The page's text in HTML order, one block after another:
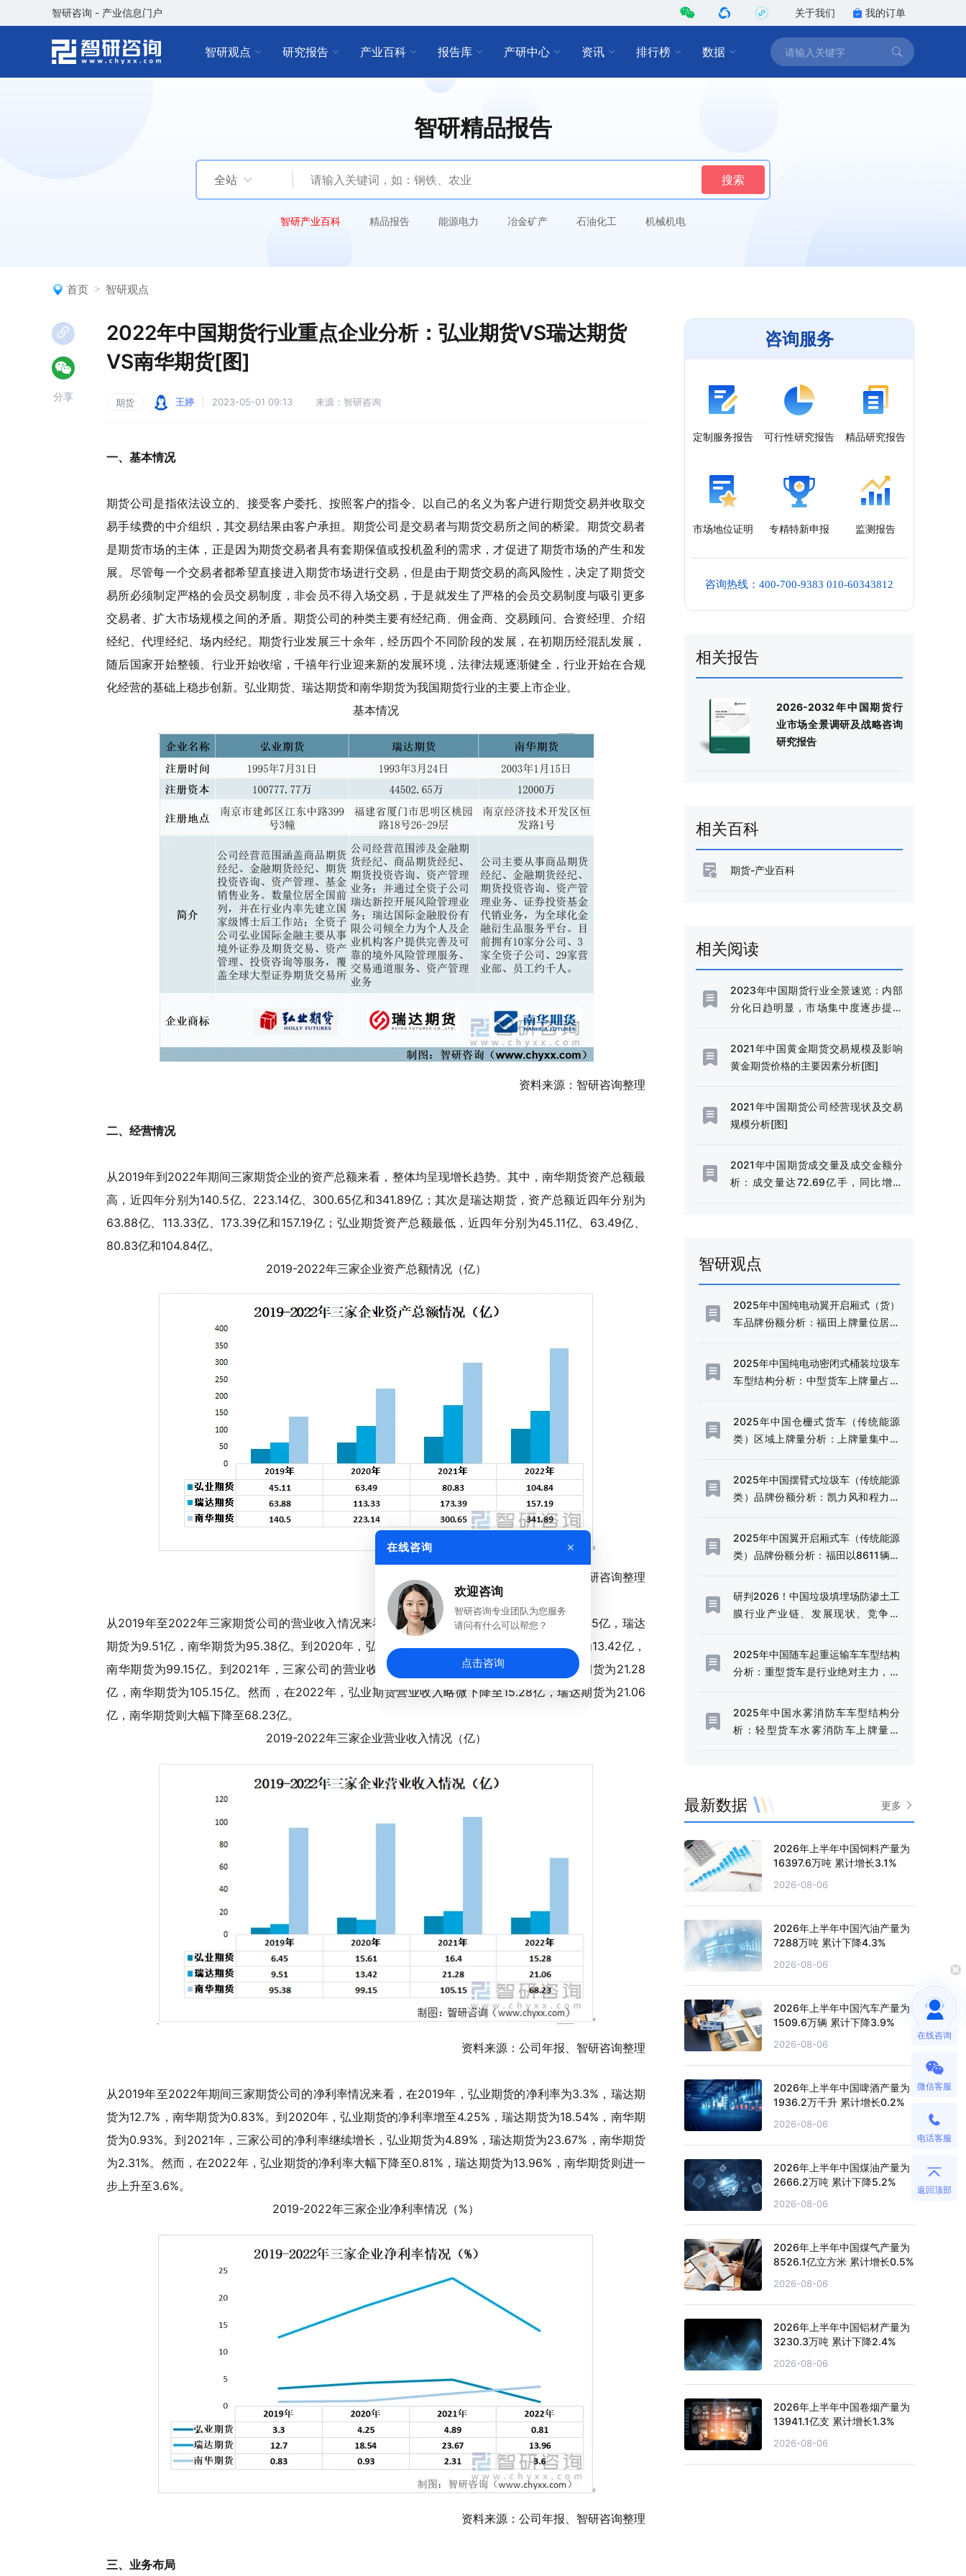
智研咨询 - 产业信息门户 关于我们 我的订单
智研观点 研究报告 产业百科 报告库 产研中心 资讯 排行榜 数据
智研精品报告
全站 搜索
智研产业百科 精品报告 能源电力 冶金矿产 石油化工 机械机电
首页 智研观点
2022年中国期货行业重点企业分析：弘业期货VS瑞达期货
VS南华期货[图]
期货 王婷 2023-05-01 09:13 来源：智研咨询
一、基本情况
期货公司是指依法设立的、接受客户委托、按照客户的指令、以自己的名义为客户进行期货交易并收取交
易手续费的中介组织，其交易结果由客户承担。期货公司是交易者与期货交易所之间的桥梁。期货交易者
是期货市场的主体，正是因为期货交易者具有套期保值或投机盈利的需求，才促进了期货市场的产生和发
展。尽管每一个交易者都希望直接进入期货市场进行交易，但是由于期货交易的高风险性，决定了期货交
易所必须制定严格的会员交易制度，非会员不得入场交易，于是就发生了严格的会员交易制度与吸引更多
交易者、扩大市场规模之间的矛盾。期货公司的种类主要有经纪商、佣金商、交易顾问、合资经理、介绍
经纪、代理经纪、场内经纪。期货行业发展三十余年，经历四个不同阶段的发展，在初期历经混乱发展，
随后国家开始整顿、行业开始收缩，千禧年行业迎来新的发展环境，法律法规逐渐健全，行业开始在合规
化经营的基础上稳步创新。弘业期货、瑞达期货和南华期货为我国期货行业的主要上市企业。
基本情况
资料来源：智研咨询整理
二、经营情况
从2019年到2022年期间三家期货企业的资产总额来看，整体均呈现增长趋势。其中，南华期货资产总额最
高，近四年分别为140.5亿、223.14亿、300.65亿和341.89亿；其次是瑞达期货，资产总额近四年分别为
63.88亿、113.33亿、173.39亿和157.19亿；弘业期货资产总额最低，近四年分别为45.11亿、63.49亿、
80.83亿和104.84亿。
2019-2022年三家企业资产总额情况（亿）
资料来源：公司年报、智研咨询整理
从2019年至2022年三家期货公司的营业收入情况来看，在2019年，弘业期货的营业收入为6.45亿，瑞达
期货为9.51亿，南华期货为95.38亿。到2020年，弘业期货营业收入增至15.61亿，瑞达期货为13.42亿，
南华期货为99.15亿。到2021年，三家公司的营业收入继续增长，弘业期货为16.4亿，瑞达期货为21.28
亿，南华期货为105.15亿。然而，在2022年，弘业期货营业收入略微下降至15.28亿，瑞达期货为21.06
亿，南华期货则大幅下降至68.23亿。
2019-2022年三家企业营业收入情况（亿）
资料来源：公司年报、智研咨询整理
从2019年至2022年期间三家期货公司的净利率情况来看，在2019年，弘业期货的净利率为3.3%，瑞达期
货为12.7%，南华期货为0.83%。到2020年，弘业期货的净利率增至4.25%，瑞达期货为18.54%，南华期
货为0.93%。到2021年，三家公司的净利率继续增长，弘业期货为4.89%，瑞达期货为23.67%，南华期货
为2.31%。然而，在2022年，弘业期货的净利率大幅下降至0.81%，瑞达期货为13.96%，南华期货则进一
步上升至3.6%。
2019-2022年三家企业净利率情况（%）
资料来源：公司年报、智研咨询整理
三、业务布局
分享
咨询服务
定制服务报告 可行性研究报告 精品研究报告
市场地位证明 专精特新申报 监测报告
咨询热线：400-700-9383 010-60343812
相关报告
2026-2032年中国期货行
业市场全景调研及战略咨询
研究报告
相关百科
期货-产业百科
相关阅读
2023年中国期货行业全景速览：内部
分化日趋明显，市场集中度逐步提升
2021年中国黄金期货交易规模及影响
黄金期货价格的主要因素分析[图]
2021年中国期货公司经营现状及交易
规模分析[图]
2021年中国期货成交量及成交金额分
析：成交量达72.69亿手，同比增长
智研观点
2025年中国纯电动翼开启厢式（货）
车品牌份额分析：福田上牌量位居首
2025年中国纯电动密闭式桶装垃圾车
车型结构分析：中型货车上牌量占比
2025年中国仓栅式货车（传统能源
类）区域上牌量分析：上牌量集中于
2025年中国摆臂式垃圾车（传统能源
类）品牌份额分析：凯力风和程力威
2025年中国翼开启厢式车（传统能源
类）品牌份额分析：福田以8611辆稳
[图]
研判2026！中国垃圾填埋场防渗土工
膜行业产业链、发展现状、竞争格
代，防渗土工膜成为垃圾填埋场核心
材料[图]
2025年中国随车起重运输车车型结构
分析：重型货车是行业绝对主力，市
2025年中国水雾消防车车型结构分
析：轻型货车水雾消防车上牌量为
最新数据 更多
2026年上半年中国饲料产量为
16397.6万吨 累计增长3.1%
2026-08-06
2026年上半年中国汽油产量为
7288万吨 累计下降4.3%
2026-08-06
2026年上半年中国汽车产量为
1509.6万辆 累计下降3.9%
2026-08-06
2026年上半年中国啤酒产量为
1936.2万千升 累计增长0.2%
2026-08-06
2026年上半年中国煤油产量为
2666.2万吨 累计下降5.2%
2026-08-06
2026年上半年中国煤气产量为
8526.1亿立方米 累计增长0.5%
2026-08-06
2026年上半年中国铝材产量为
3230.3万吨 累计下降2.4%
2026-08-06
2026年上半年中国卷烟产量为
13941.1亿支 累计增长1.3%
2026-08-06
在线咨询
微信客服
电话客服
返回顶部
在线咨询 ×
欢迎咨询
智研咨询专业团队为您服务
请问有什么可以帮您？
点击咨询